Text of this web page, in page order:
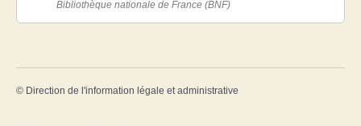
Bibliothèque nationale de France (BNF)
© Direction de l'information légale et administrative